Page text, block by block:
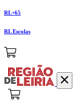
RL+65
RL Escolas